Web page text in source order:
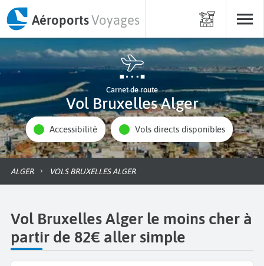
AéroportsVoyages
Carnet de route
Vol Bruxelles Alger
Accessibilité Vols directs disponibles
ALGER VOLS BRUXELLES ALGER
Vol Bruxelles Alger le moins cher à
partir de 82€ aller simple